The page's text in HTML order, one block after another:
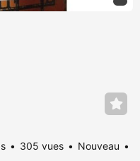
305 vues
Nouveau